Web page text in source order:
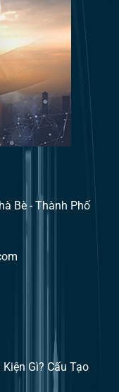
VietStage.
Bè - Thành Phố
Gì? Cấu Tạo